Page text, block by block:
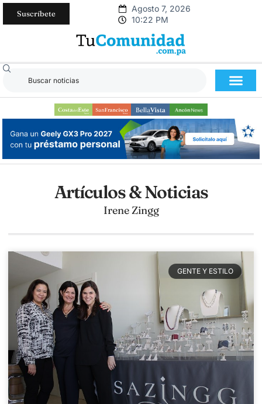
Suscríbete
Agosto 7, 2026
10:22 PM
Artículos & Noticias
Irene Zingg
GENTE Y ESTILO